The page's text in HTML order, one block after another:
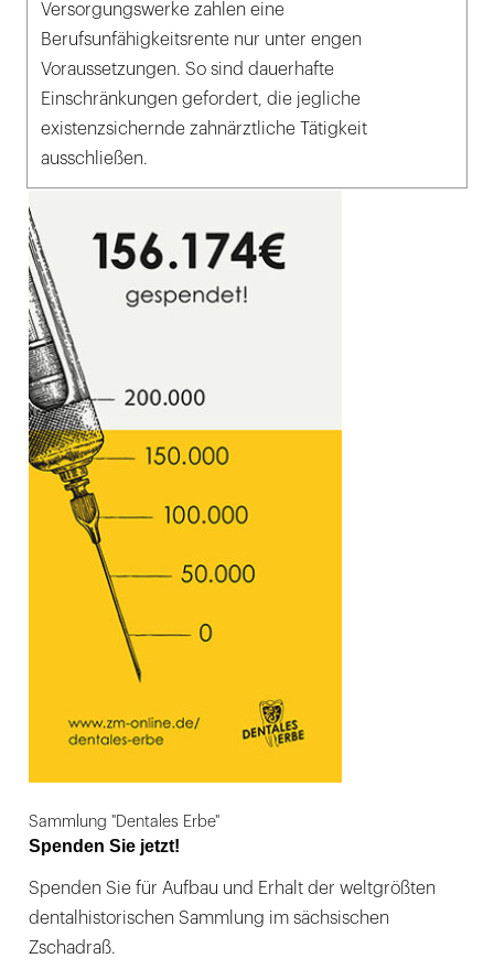
Versorgungswerke zahlen eine
Berufsunfähigkeitsrente nur unter engen
Voraussetzungen. So sind dauerhafte
Einschränkungen gefordert, die jegliche
existenzsichernde zahnärztliche Tätigkeit
ausschließen.
Sammlung "Dentales Erbe"
Spenden Sie jetzt!
Spenden Sie für Aufbau und Erhalt der weltgrößten
dentalhistorischen Sammlung im sächsischen
Zschadraß.